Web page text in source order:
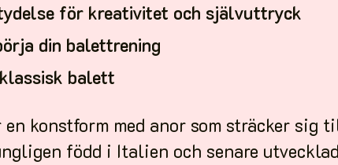
för kreativitet och självuttryck
din balettrening
balett
konstform med anor som sträcker
född i Italien och senare